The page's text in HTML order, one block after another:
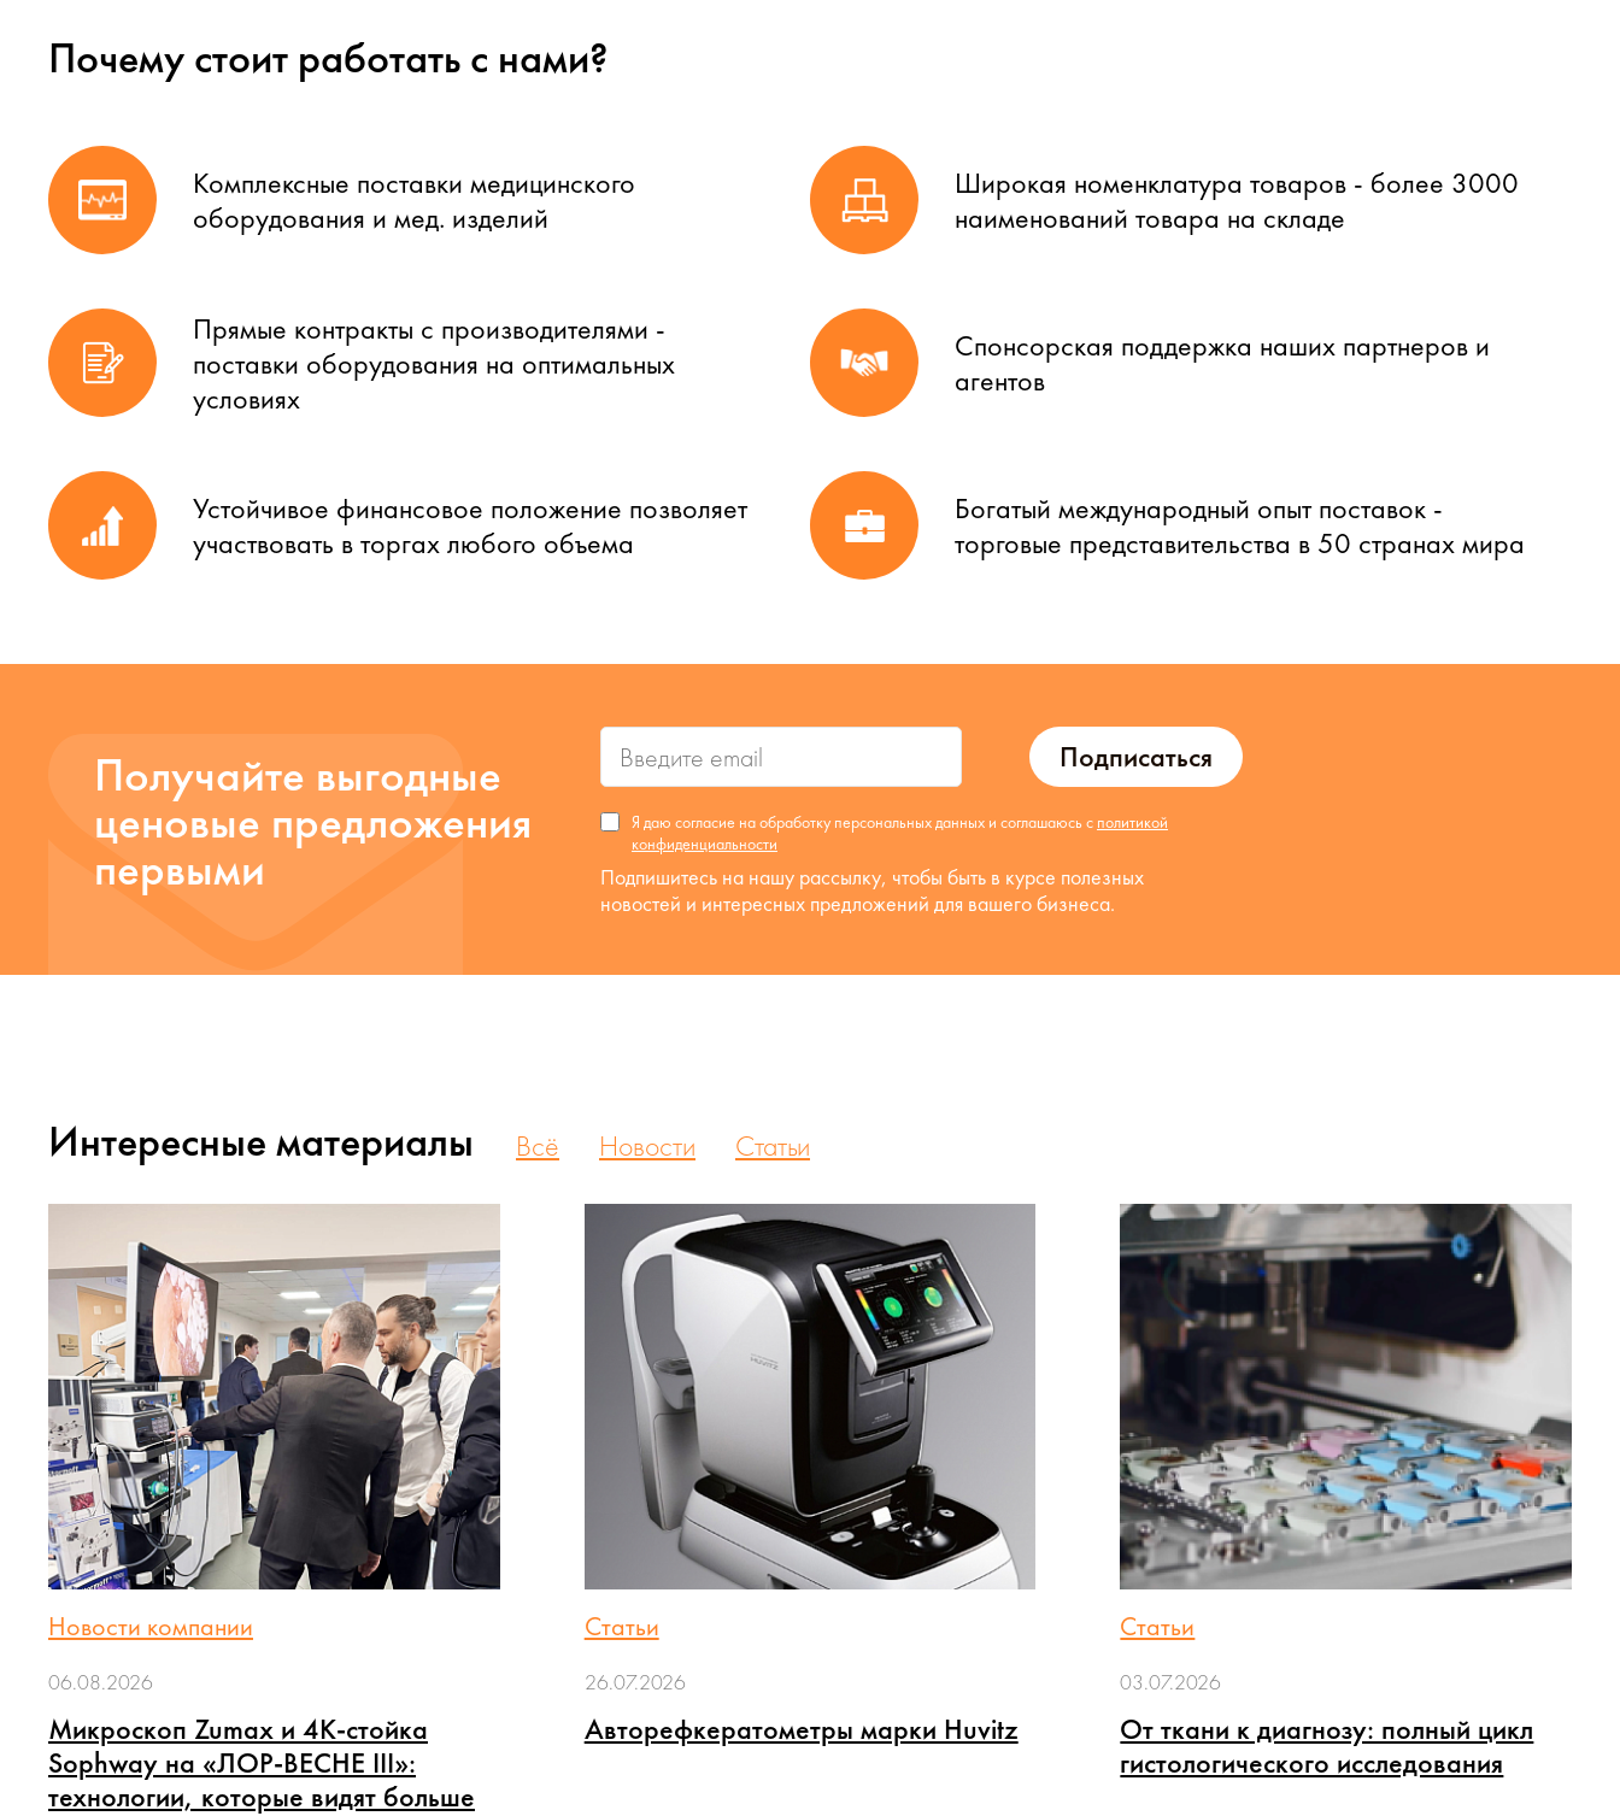
Почему стоит работать с нами?
Комплексные поставки медицинского
оборудования и мед. изделий
Прямые контракты с производителями -
поставки оборудования на оптимальных
условиях
Устойчивое финансовое положение позволяет
участвовать в торгах любого объема
Широкая номенклатура товаров - более 3000
наименований товара на складе
Спонсорская поддержка наших партнеров и
агентов
Богатый международный опыт поставок -
торговые представительства в 50 странах мира
Получайте выгодные
ценовые предложения
первыми
Подписаться
Я даю согласие на обработку персональных данных и соглашаюсь с политикой
конфиденциальности
Подпишитесь на нашу рассылку, чтобы быть в курсе полезных
новостей и интересных предложений для вашего бизнеса.
Интересные материалы Всё Новости Статьи
Новости компании
06.08.2026
Микроскоп Zumax и 4K-стойка
Sophway на «ЛОР-ВЕСНЕ III»:
технологии, которые видят больше
Статьи
26.07.2026
Авторефкератометры марки Huvitz
Статьи
03.07.2026
От ткани к диагнозу: полный цикл
гистологического исследования